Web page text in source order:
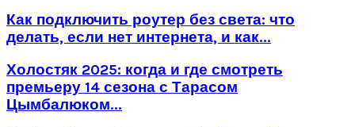
Как подключить роутер без света: что
делать, если нет интернета, и как...
Холостяк 2025: когда и где смотреть
премьеру 14 сезона с Тарасом
Цымбалюком...